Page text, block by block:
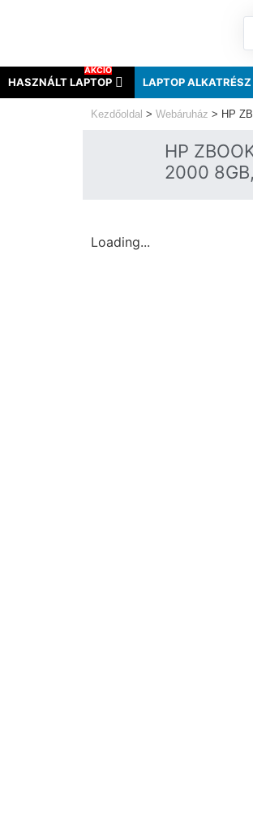
HASZNÁLT LAPTOP
AKCIÓ
LAPTOP ALKATRÉSZ
Kezdőoldal > Webáruház > HP
HP
2000
Loading...